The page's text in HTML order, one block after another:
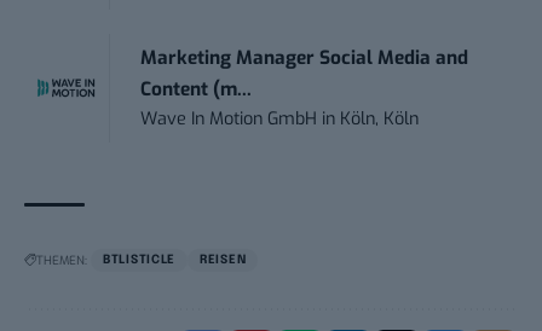
Marketing Manager Social Media and
Content (m...
Wave In Motion GmbH in Köln, Köln
THEMEN: BTLISTICLE REISEN